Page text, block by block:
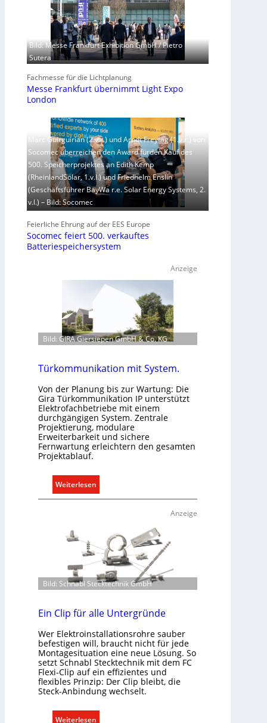
Bild: Messe Frankfurt Exhibition GmbH / Pietro
Sutera
Fachmesse für die Lichtplanung
Messe Frankfurt übernimmt Light Expo
London
Marc Guirguirian (2.v.r.) und Arndt Freytag (1.v.r.) von
Socomec überreichen den Award fürden Kauf des
500. Speicherprojektes an Edith Kemp
(RheinlandSolar, 1.v.l.) und Friedhelm Enslin
(Geschäftsführer BayWa r.e. Solar Energy Systems, 2.
v.l.) – Bild: Socomec
Feierliche Ehrung auf der EES Europe
Socomec feiert 500. verkauftes
Batteriespeichersystem
Anzeige
Bild: GIRA Giersiepen GmbH & Co. KG
Türkommunikation mit System.
Von der Planung bis zur Wartung: Die
Gira Türkommunikation IP unterstützt
Elektrofachbetriebe mit einem
durchgängigen System. Zentrale
Projektierung, modulare
Erweiterbarkeit und sichere
Fernwartung erleichtern den gesamten
Projektablauf.
Weiterlesen
T
o
m
m
u
i
a
t
i
o
n
m
i
Anzeige
Bild: Schnabl Stecktechnik GmbH
Ein Clip für alle Untergründe
Wer Elektroinstallationsrohre sauber
befestigen will, braucht nicht für jede
Montagesituation eine neue Lösung. So
setzt Schnabl Stecktechnik mit dem FC
Flexi-Clip auf ein effizientes und
flexibles Prinzip: Der Clip bleibt, die
Steck-Anbindung wechselt.
Weiterlesen